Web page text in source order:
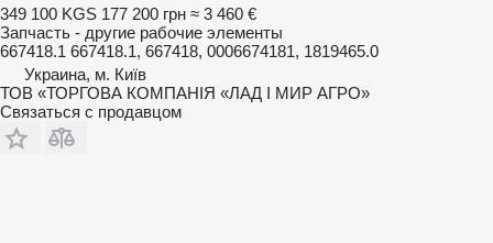
349 100 KGS 177 200 грн ≈ 3 460 €
Запчасть - другие рабочие элементы
667418.1 667418.1, 667418, 0006674181, 1819465.0
Украина, м. Київ
ТОВ «ТОРГОВА КОМПАНІЯ «ЛАД І МИР АГРО»
Связаться с продавцом